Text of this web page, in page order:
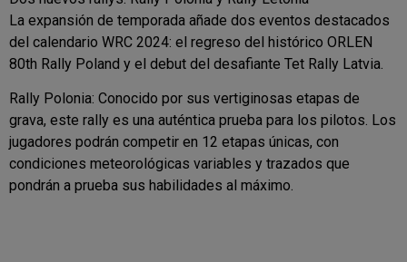
La expansión de temporada añade dos eventos destacados
del calendario WRC 2024: el regreso del histórico ORLEN
80th Rally Poland y el debut del desafiante Tet Rally Latvia.
Rally Polonia: Conocido por sus vertiginosas etapas de
grava, este rally es una auténtica prueba para los pilotos. Los
jugadores podrán competir en 12 etapas únicas, con
condiciones meteorológicas variables y trazados que
pondrán a prueba sus habilidades al máximo.